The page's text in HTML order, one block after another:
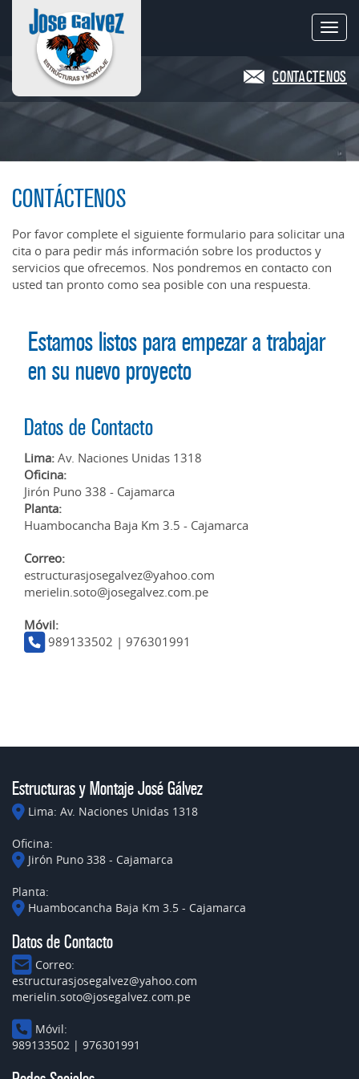
CONTACTENOS
CONTÁCTENOS
Por favor complete el siguiente formulario para solicitar una
cita o para pedir más información sobre los productos y
servicios que ofrecemos. Nos pondremos en contacto con
usted tan pronto como sea posible con una respuesta.
Estamos listos para empezar a trabajar
en su nuevo proyecto
Datos de Contacto
Lima: Av. Naciones Unidas 1318
Oficina:
Jirón Puno 338 - Cajamarca
Planta:
Huambocancha Baja Km 3.5 - Cajamarca
Correo:
estructurasjosegalvez@yahoo.com
merielin.soto@josegalvez.com.pe
Móvil:
989133502 | 976301991
Estructuras y Montaje José Gálvez
Lima: Av. Naciones Unidas 1318
Oficina:
Jirón Puno 338 - Cajamarca
Planta:
Huambocancha Baja Km 3.5 - Cajamarca
Datos de Contacto
Correo:
estructurasjosegalvez@yahoo.com
merielin.soto@josegalvez.com.pe
Móvil:
989133502 | 976301991